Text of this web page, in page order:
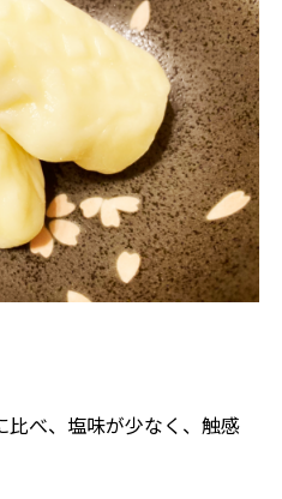
比べ、塩味が少なく、触感